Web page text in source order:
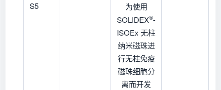
S5
为使用
SOLIDEX®-
ISOEx 无柱
纳米磁珠进
行无柱免疫
磁珠细胞分
离而开发